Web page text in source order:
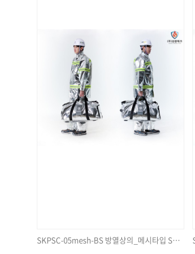
SKPSC-05mesh-BS 방열상의_메시타입 SET, 방열복SET가방